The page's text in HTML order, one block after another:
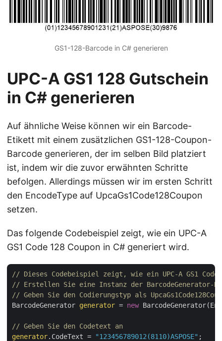
GS1-128-Barcode in C# generieren
UPC-A GS1 128 Gutschein
in C# generieren
Auf ähnliche Weise können wir ein Barcode-
Etikett mit einem zusätzlichen GS1-128-Coupon-
Barcode generieren, der im selben Bild platziert
ist, indem wir die zuvor erwähnten Schritte
befolgen. Allerdings müssen wir im ersten Schritt
den EncodeType auf UpcaGs1Code128Coupon
setzen.
Das folgende Codebeispiel zeigt, wie ein UPC-A
GS1 Code 128 Coupon in C# generiert wird.
// Dieses Codebeispiel zeigt, wie ein UPC-A GS1
// Erstellen Sie eine Instanz der BarcodeGenerator-
// Geben Sie den Codierungstyp als
BarcodeGenerator generator = new
// Geben Sie den Codetext an
generator.CodeText = "123456789012(8110)ASPOSE" ;